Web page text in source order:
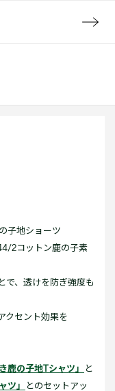
子地ショーツ
2コットン鹿の子素
で、透けを防ぎ強度も
クセント効果を
鹿の子地Tシャツ」 と
ツ」 とのセットアッ